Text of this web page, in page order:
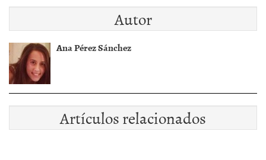
Autor
Ana Pérez Sánchez
Artículos relacionados